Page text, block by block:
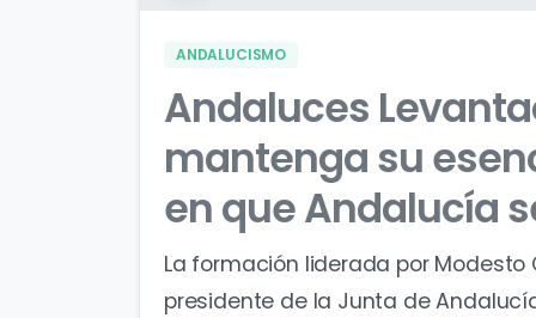
ANDALUCISMO
Andaluces
mantenga su
en que Andalucía
La formación liderada por
presidente de la Junta de